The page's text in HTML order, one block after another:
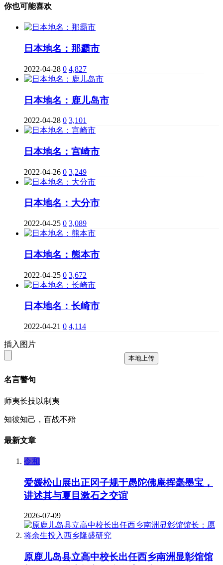
你也可能喜欢
日本地名：那霸市
2022-04-28 0 4,827
日本地名：鹿儿岛市
2022-04-28 0 3,101
日本地名：宫崎市
2022-04-26 0 3,249
日本地名：大分市
2022-04-25 0 3,089
日本地名：熊本市
2022-04-25 0 3,672
日本地名：长崎市
2022-04-21 0 4,114
插入图片
本地上传
名言警句
师夷长技以制夷
知彼知己，百战不殆
最新文章
令和
爱媛松山展出正冈子规于愚陀佛庵挥毫墨宝，
讲述其与夏目漱石之交谊
2026-07-09
原鹿儿岛县立高中校长出任西乡南洲显彰馆馆